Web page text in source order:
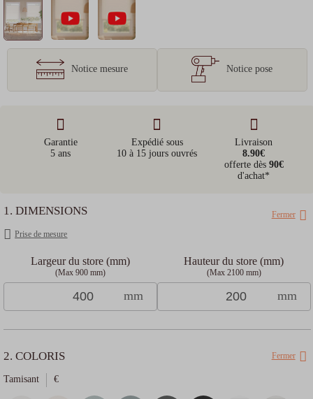
Notice mesure Notice pose
Garantie
5 ans
Expédié sous
10 à 15 jours ouvrés
Livraison
8.90€
offerte dès 90€
d'achat*
1. DIMENSIONS
Fermer
Prise de mesure
Largeur du store (mm)
(Max 900 mm)
mm
Hauteur du store (mm)
(Max 2100 mm)
mm
2. COLORIS Fermer
Tamisant €